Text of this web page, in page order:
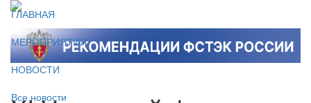
ГЛАВНАЯ
МЕРОПРИЯТИЯ
НОВОСТИ
Все новости